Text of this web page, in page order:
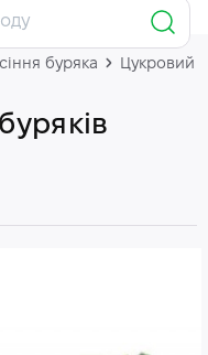
буряка Цукровий